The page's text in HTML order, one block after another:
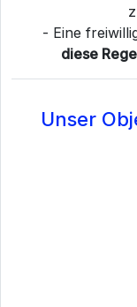
- Eine
diese
Unser